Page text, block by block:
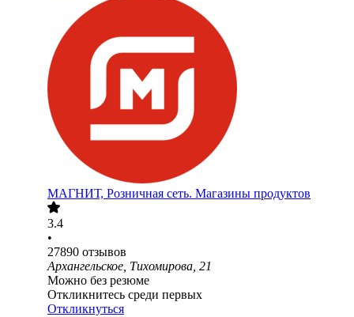
МАГНИТ, Розничная сеть. Магазины продуктов
3.4
•
27890 отзывов
Архангельское, Тихомирова, 21
Можно без резюме
Откликнитесь среди первых
Откликнуться